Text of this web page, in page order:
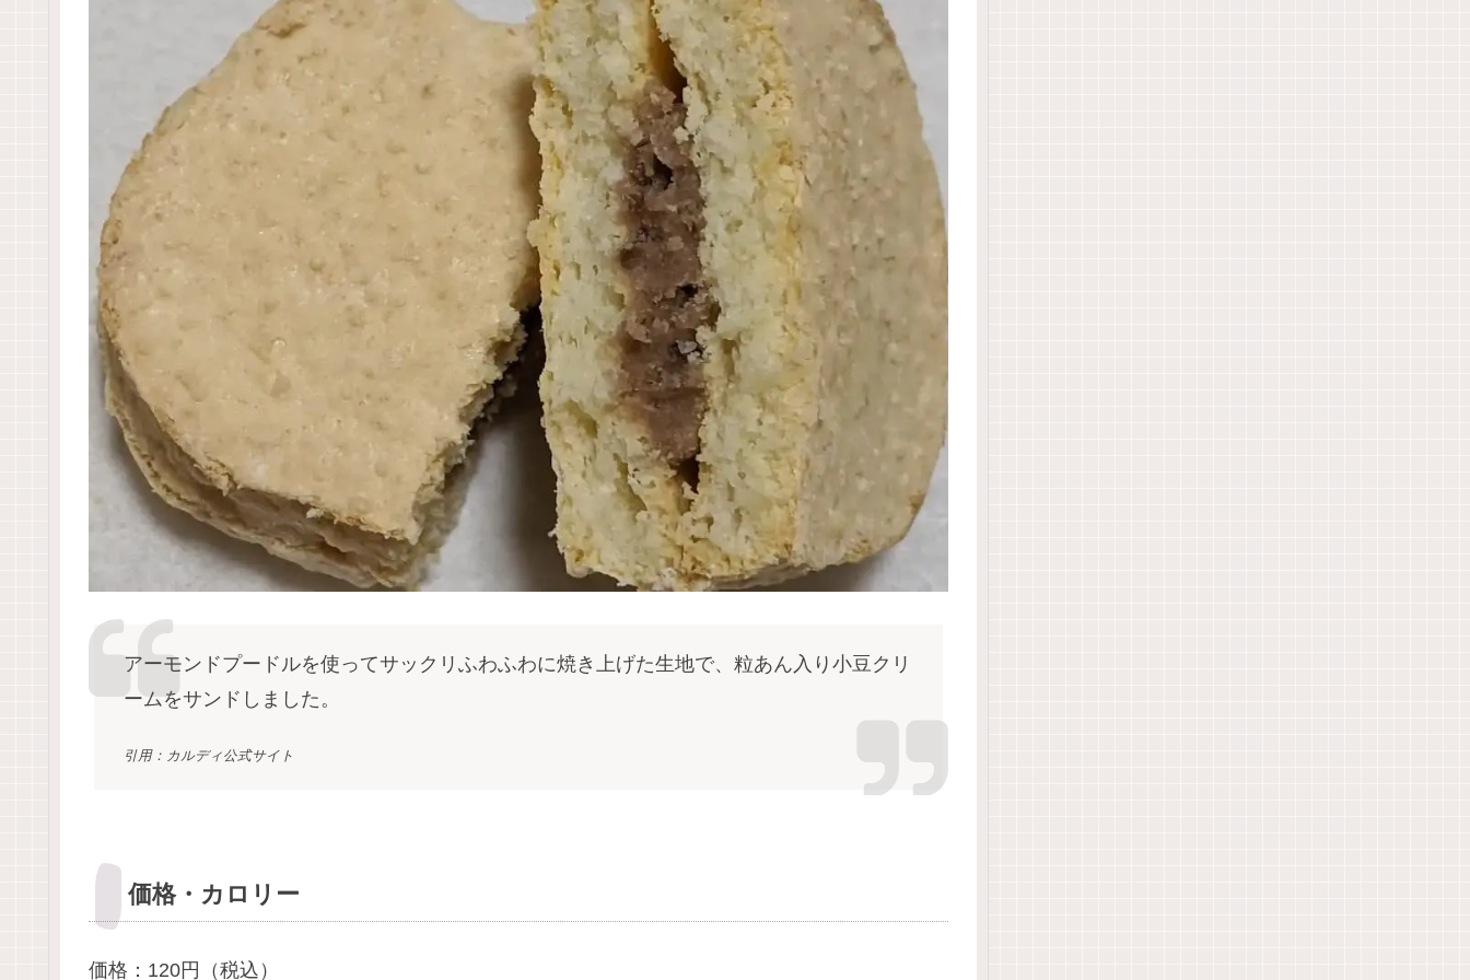
アーモンドプードルを使ってサックリふわふわに焼き上げた生地で、粒あん入り小豆クリ
ームをサンドしました。
引用：カルディ公式サイト
価格・カロリー
価格：120円（税込）